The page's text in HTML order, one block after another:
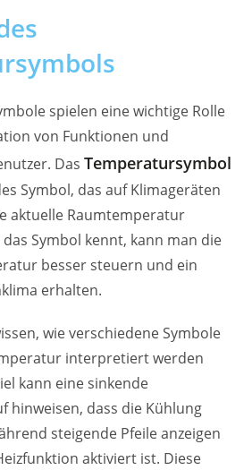
spielen eine wichtige Rolle
von Funktionen und
DasTemperatursymbol
Symbol, das auf Klimageräten
aktuelle Raumtemperatur
Symbol kennt, kann man die
besser steuern und ein
erhalten.
wie verschiedene Symbole
interpretiert werden
kann eine sinkende
hinweisen, dass die Kühlung
steigende Pfeile anzeigen
aktiviert ist. Diese